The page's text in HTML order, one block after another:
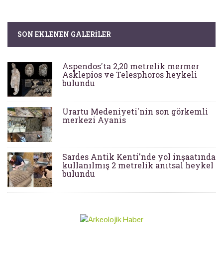
SON EKLENEN GALERILER
Aspendos'ta 2,20 metrelik mermer
Asklepios ve Telesphoros heykeli
bulundu
Urartu Medeniyeti'nin son görkemli
merkezi Ayanis
Sardes Antik Kenti'nde yol inşaatında
kullanılmış 2 metrelik anıtsal heykel
bulundu